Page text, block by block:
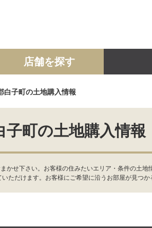
ン 土地
店舗を探す
白子町の土地購入情報
子町の土地購入情報
せ下さい。お客様の住みたいエリア・条件の土
だけます。お客様にご希望に沿うお部屋が見つ